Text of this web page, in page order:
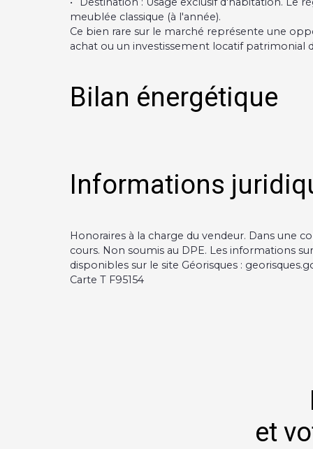
meublée classique (à l'année).
Ce bien rare sur le marché représente une
achat ou un investissement locatif patrimonial
Bilan énergétique
Informations
Honoraires à la charge du vendeur. Dans une
cours. Non soumis au DPE. Les informations
disponibles sur le site Géorisques :
Carte T F95154
et